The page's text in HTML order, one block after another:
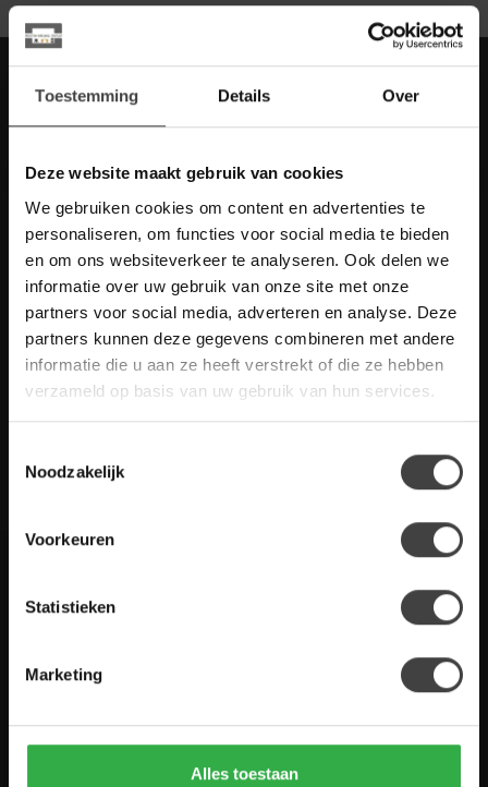
Toestemming Details Over
Deze website maakt gebruik van cookies
We gebruiken cookies om content en advertenties te
personaliseren, om functies voor social media te bieden
en om ons websiteverkeer te analyseren. Ook delen we
informatie over uw gebruik van onze site met onze
partners voor social media, adverteren en analyse. Deze
partners kunnen deze gegevens combineren met andere
informatie die u aan ze heeft verstrekt of die ze hebben
verzameld op basis van uw gebruik van hun services.
Noodzakelijk
Voorkeuren
Statistieken
Marketing
Alles toestaan
Meer informatie
Heb je vragen over onze artikelen of jouw aankoop? Bekijk dan
de klantenservice pagina. Daar staan antwoorden op veel
gestelde vragen. Staat jouw vraag er niet tussen? Dan staat er
ook vermeld hoe je contact met ons kunt opnemen.
Klantenservice
scherpe acties
Blijf op de hoogte van onze actuele aanbiedingen
Houten Meubel Outlet
Zandwilg 21
Nederland